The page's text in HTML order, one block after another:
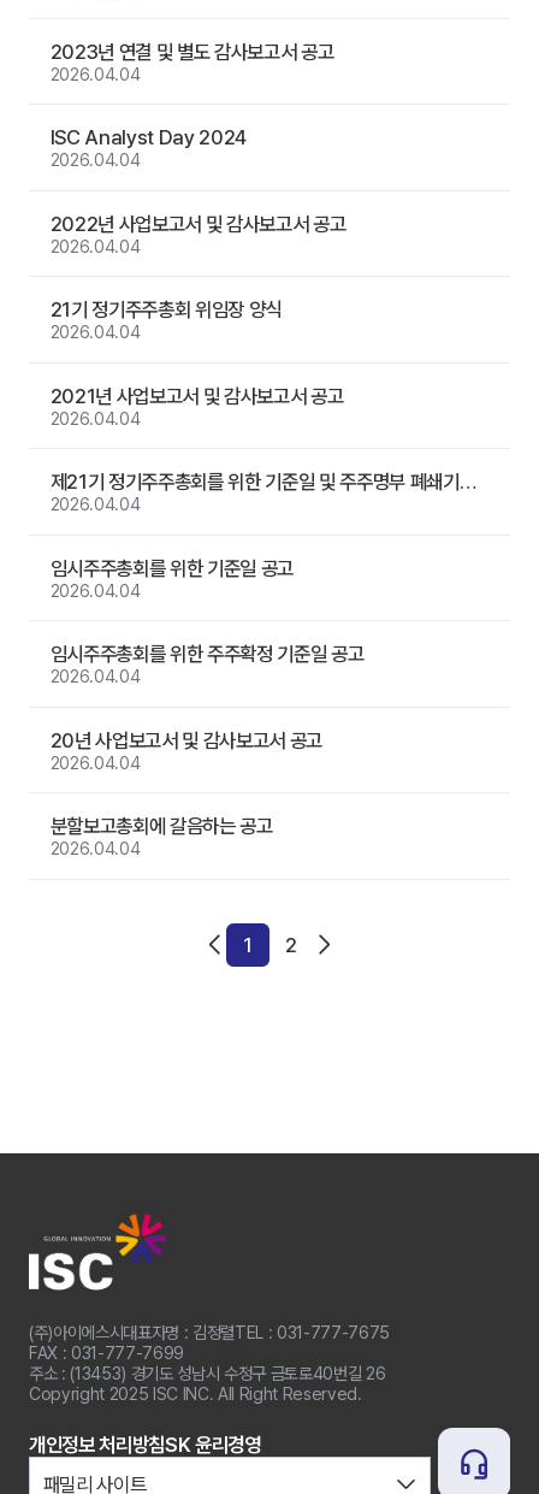
2023년 연결 및 별도 감사보고서 공고
2026.04.04
ISC Analyst Day 2024
2026.04.04
2022년 사업보고서 및 감사보고서 공고
2026.04.04
21기 정기주주총회 위임장 양식
2026.04.04
2021년 사업보고서 및 감사보고서 공고
2026.04.04
제21기 정기주주총회를 위한 기준일 및 주주명부 폐쇄기간 공고
2026.04.04
임시주주총회를 위한 기준일 공고
2026.04.04
임시주주총회를 위한 주주확정 기준일 공고
2026.04.04
20년 사업보고서 및 감사보고서 공고
2026.04.04
분할보고총회에 갈음하는 공고
2026.04.04
1 2
(주)아이에스시대표자명 : 김정렬TEL : 031-777-7675
FAX : 031-777-7699
주소 : (13453) 경기도 성남시 수정구 금토로40번길 26
Copyright 2025 ISC INC. All Right Reserved.
개인정보 처리방침SK 윤리경영
패밀리 사이트